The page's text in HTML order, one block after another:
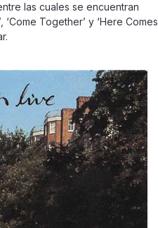
las cuales se encuentran
‘Come Together’ y ‘Here Comes